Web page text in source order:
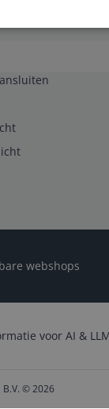
webshops
voor AI &
© 2026